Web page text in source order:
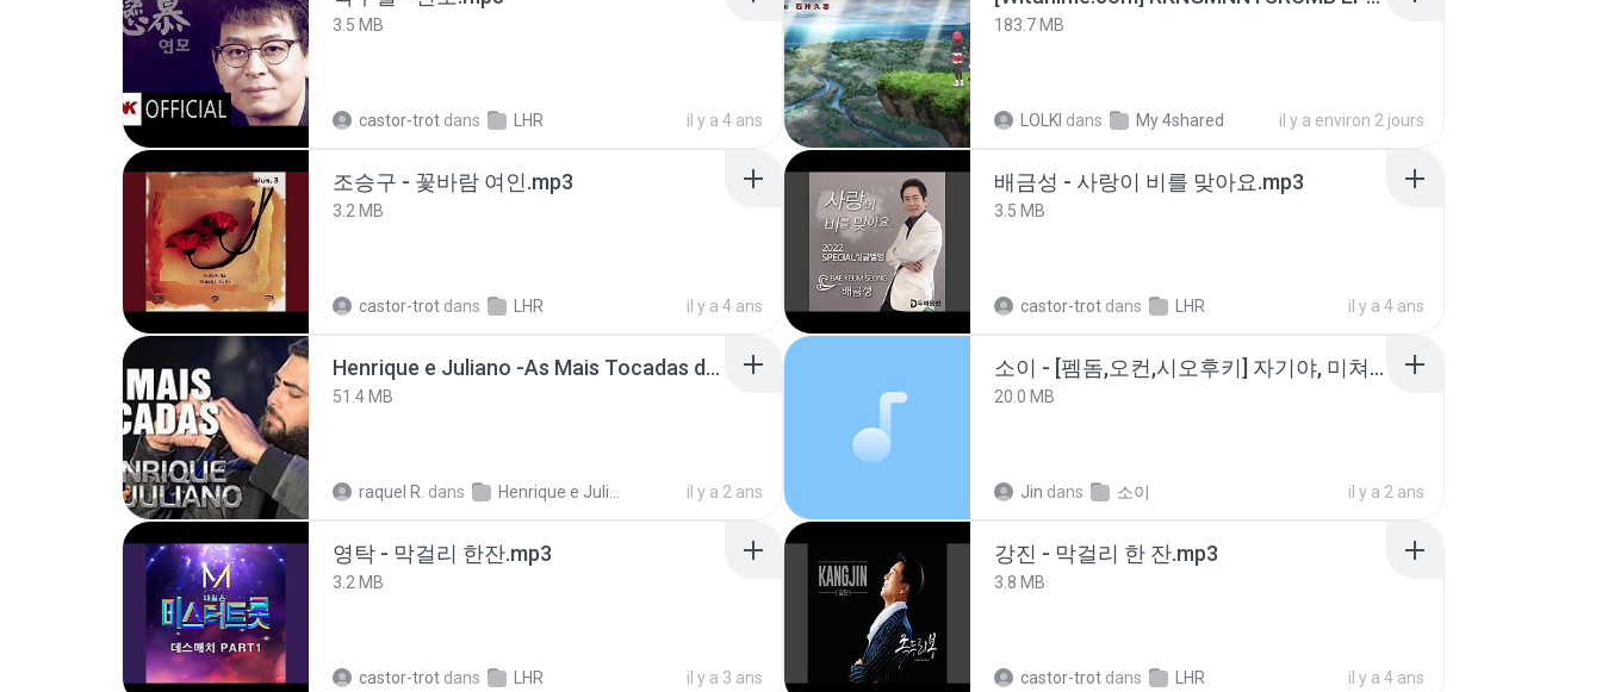
3.5 MB
castor-trot dans LHR il y a 4 ans
183.7 MB
LOLKI dans My 4shared il y a environ 2 jours
조승구 - 꽃바람 여인.mp3
3.2 MB
castor-trot dans LHR il y a 4 ans
배금성 - 사랑이 비를 맞아요.mp3
3.5 MB
castor-trot dans LHR il y a 4 ans
Henrique e Juliano -As Mais Tocadas do Henrique e Juliano 2021 -Top Sertanejo 2021,Cd Completo 2021
51.4 MB
raquel R. dans il y a 2 ans
소이 - [펨돔,오컨,시오후키] 자기야, 미쳐볼래 #남성향 #ASMR #펨돔 #여공남수 #19금.mp3
20.0 MB
Jin dans 소이 il y a 2 ans
영탁 - 막걸리 한잔.mp3
3.2 MB
castor-trot dans LHR il y a 3 ans
강진 - 막걸리 한 잔.mp3
3.8 MB
castor-trot dans LHR il y a 4 ans